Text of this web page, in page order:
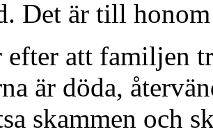
Det är till
att familjen
är döda,
skammen och